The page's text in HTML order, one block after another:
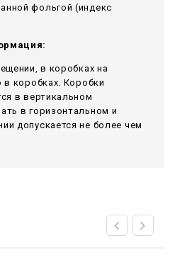
фольгой (индекс
в коробках на
в коробках. Коробки
в вертикальном
в горизонтальном и
допускается не более чем